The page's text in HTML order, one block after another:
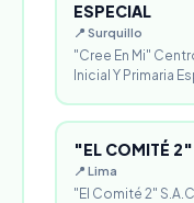
ESPECIAL
📍 Surquillo
"Cree En Mi"
Inicial Y Primaria
"EL COMITÉ
📍 Lima
"El Comité 2"